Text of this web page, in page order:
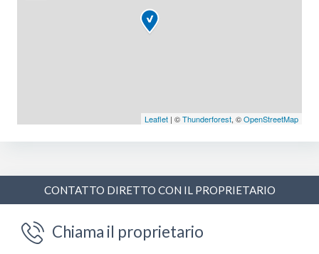
Leaflet | ©Thunderforest, ©OpenStreetMap
CONTATTO DIRETTO CON IL PROPRIETARIO
Chiama il proprietario